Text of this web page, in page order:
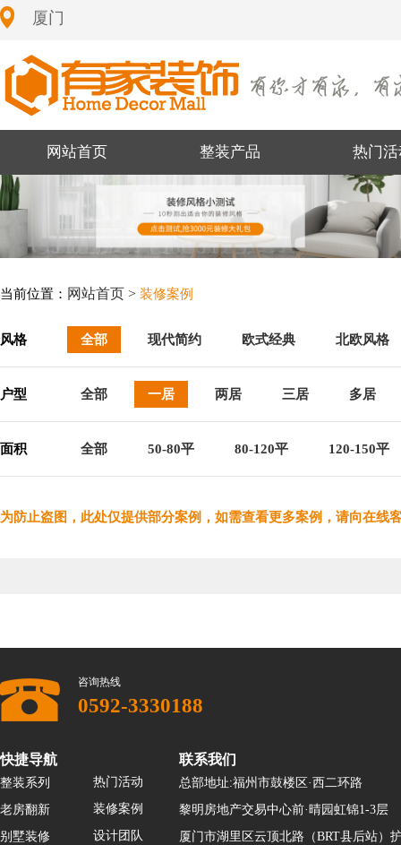
厦门
网站首页 整装产品 热门活
当前位置： 网站首页 > 装修案例
风格 全部 现代简约 欧式经典 北欧风格
户型 全部 一居 两居 三居 多居
面积 全部 50-80平 80-120平 120-150平
为防止盗图，此处仅提供部分案例，如需查看更多案例，请向在线
咨询热线
0592-3330188
快捷导航
整装系列
老房翻新
别墅装修
热门活动
装修案例
设计团队
联系我们
总部地址:福州市鼓楼区·西二环路
黎明房地产交易中心前·晴园虹锦1-3层
厦门市湖里区云顶北路（BRT县后站）